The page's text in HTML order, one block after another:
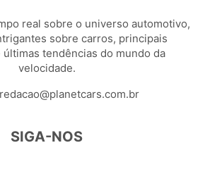
real sobre o universo automotivo,
sobre carros, principais
últimas tendências do mundo da
velocidade.
redacao@planetcars.com.br
SIGA-NOS